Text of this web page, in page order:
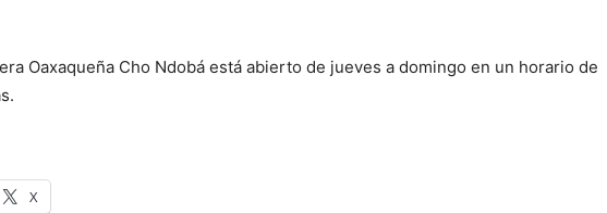
Oaxaqueña Cho Ndobá está abierto de jueves a domingo en un horario de
X